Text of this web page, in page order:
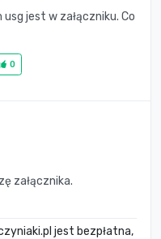
jest w załączniku. Co
0
załącznika.
jest bezpłatna,